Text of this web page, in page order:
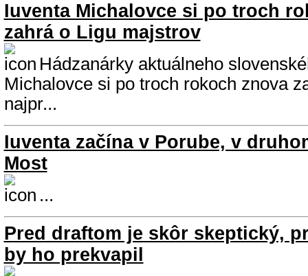
Iuventa Michalovce si po troch
zahrá o Ligu majstrov
Hádzanárky aktuálneho
Michalovce si po troch rokoch znova
najpr...
Iuventa začína v Porube, v
Most
...
Pred draftom je skôr skeptický,
by ho prekvapil